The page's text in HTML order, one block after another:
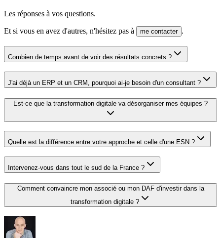
Les réponses à vos questions.
Et si vous en avez d'autres, n'hésitez pas à me contacter .
Combien de temps avant de voir des résultats concrets ?
J'ai déjà un ERP et un CRM, pourquoi ai-je besoin d'un consultant ?
Est-ce que la transformation digitale va désorganiser mes équipes ?
Quelle est la différence entre votre approche et celle d'une ESN ?
Intervenez-vous dans tout le sud de la France ?
Comment convaincre mon associé ou mon DAF d'investir dans la
transformation digitale ?